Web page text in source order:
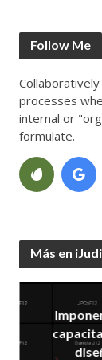
Follow Me
processes
internal or
formulate.
Más en